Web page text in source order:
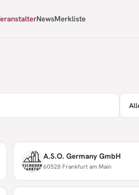
NewsMerkliste
A.S.O. Germany GmbH
60528 Frankfurt am Main